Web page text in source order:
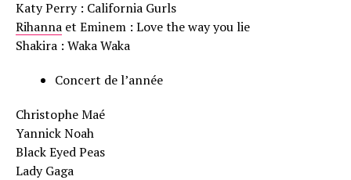
Katy Perry : California Gurls
Rihanna et Eminem : Love the way you lie
Shakira : Waka Waka
Concert de l’année
Christophe Maé
Yannick Noah
Black Eyed Peas
Lady Gaga